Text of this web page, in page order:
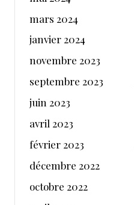
mars 2024
janvier 2024
novembre 2023
septembre 2023
juin 2023
avril 2023
février 2023
décembre 2022
octobre 2022